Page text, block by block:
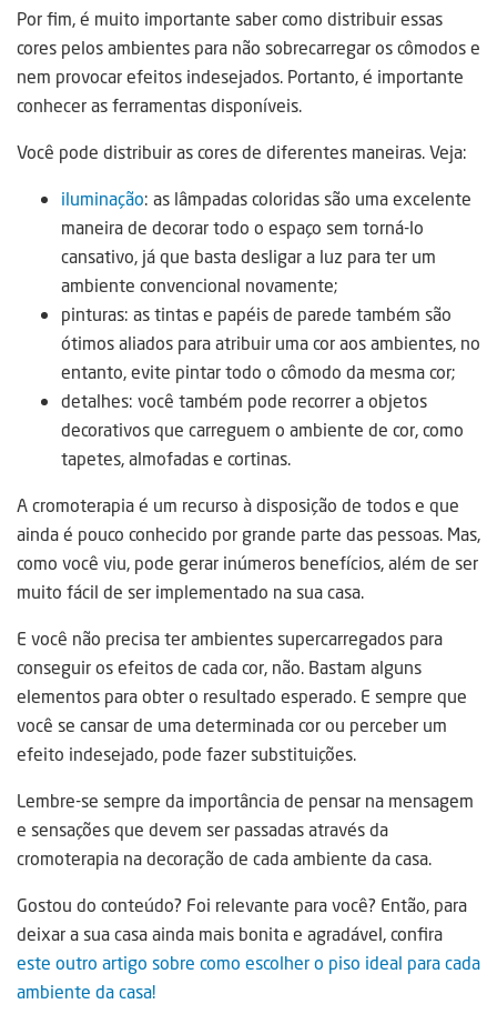
Por fim, é muito importante saber como distribuir essas
cores pelos ambientes para não sobrecarregar os cômodos e
nem provocar efeitos indesejados. Portanto, é importante
conhecer as ferramentas disponíveis.
Você pode distribuir as cores de diferentes maneiras. Veja:
iluminação: as lâmpadas coloridas são uma excelente
maneira de decorar todo o espaço sem torná-lo
cansativo, já que basta desligar a luz para ter um
ambiente convencional novamente;
pinturas: as tintas e papéis de parede também são
ótimos aliados para atribuir uma cor aos ambientes, no
entanto, evite pintar todo o cômodo da mesma cor;
detalhes: você também pode recorrer a objetos
decorativos que carreguem o ambiente de cor, como
tapetes, almofadas e cortinas.
A cromoterapia é um recurso à disposição de todos e que
ainda é pouco conhecido por grande parte das pessoas. Mas,
como você viu, pode gerar inúmeros benefícios, além de ser
muito fácil de ser implementado na sua casa.
E você não precisa ter ambientes supercarregados para
conseguir os efeitos de cada cor, não. Bastam alguns
elementos para obter o resultado esperado. E sempre que
você se cansar de uma determinada cor ou perceber um
efeito indesejado, pode fazer substituições.
Lembre-se sempre da importância de pensar na mensagem
e sensações que devem ser passadas através da
cromoterapia na decoração de cada ambiente da casa.
Gostou do conteúdo? Foi relevante para você? Então, para
deixar a sua casa ainda mais bonita e agradável, confira
este outro artigo sobre como escolher o piso ideal para cada
ambiente da casa!